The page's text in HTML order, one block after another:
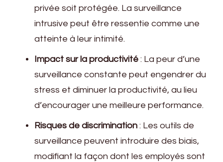
privée soit protégée. La surveillance
intrusive peut être ressentie comme une
atteinte à leur intimité.
Impact sur la productivité : La peur d’une
surveillance constante peut engendrer du
stress et diminuer la productivité, au lieu
d’encourager une meilleure performance.
Risques de discrimination : Les outils de
surveillance peuvent introduire des biais,
modifiant la façon dont les employés sont